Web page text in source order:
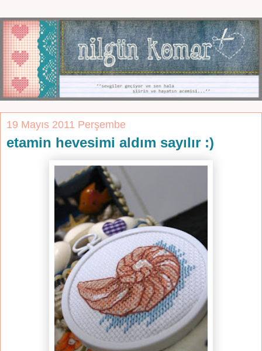
19 Mayıs 2011 Perşembe
etamin hevesimi aldım sayılır :)